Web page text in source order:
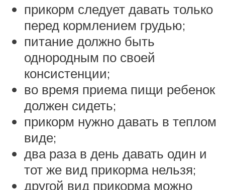
прикорм следует давать только
перед кормлением грудью;
питание должно быть
однородным по своей
консистенции;
во время приема пищи ребенок
должен сидеть;
прикорм нужно давать в теплом
виде;
два раза в день давать один и
тот же вид прикорма нельзя;
другой вид прикорма можно